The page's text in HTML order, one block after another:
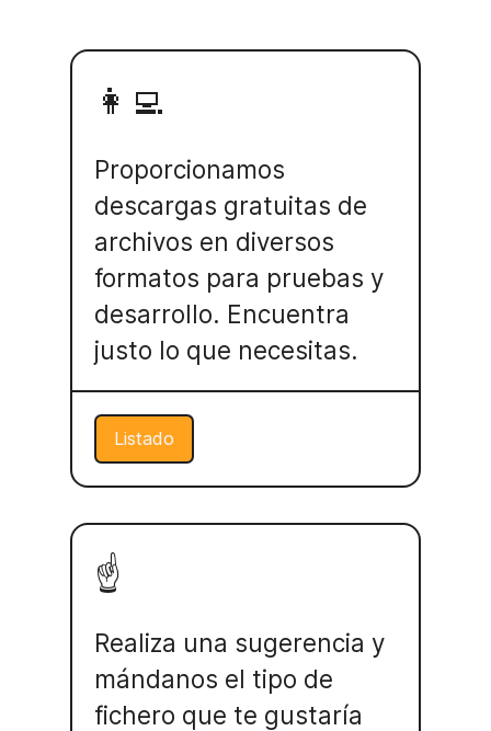
👩‍💻
Proporcionamos
descargas gratuitas de
archivos en diversos
formatos para pruebas y
desarrollo. Encuentra
justo lo que necesitas.
Listado
☝️
Realiza una sugerencia y
mándanos el tipo de
fichero que te gustaría